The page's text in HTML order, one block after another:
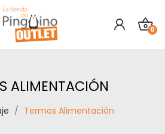
0
ALIMENTACIÓN
Termos Alimentación